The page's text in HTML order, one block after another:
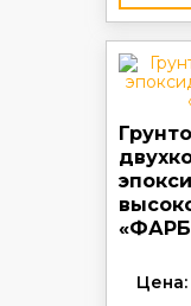
Цена: